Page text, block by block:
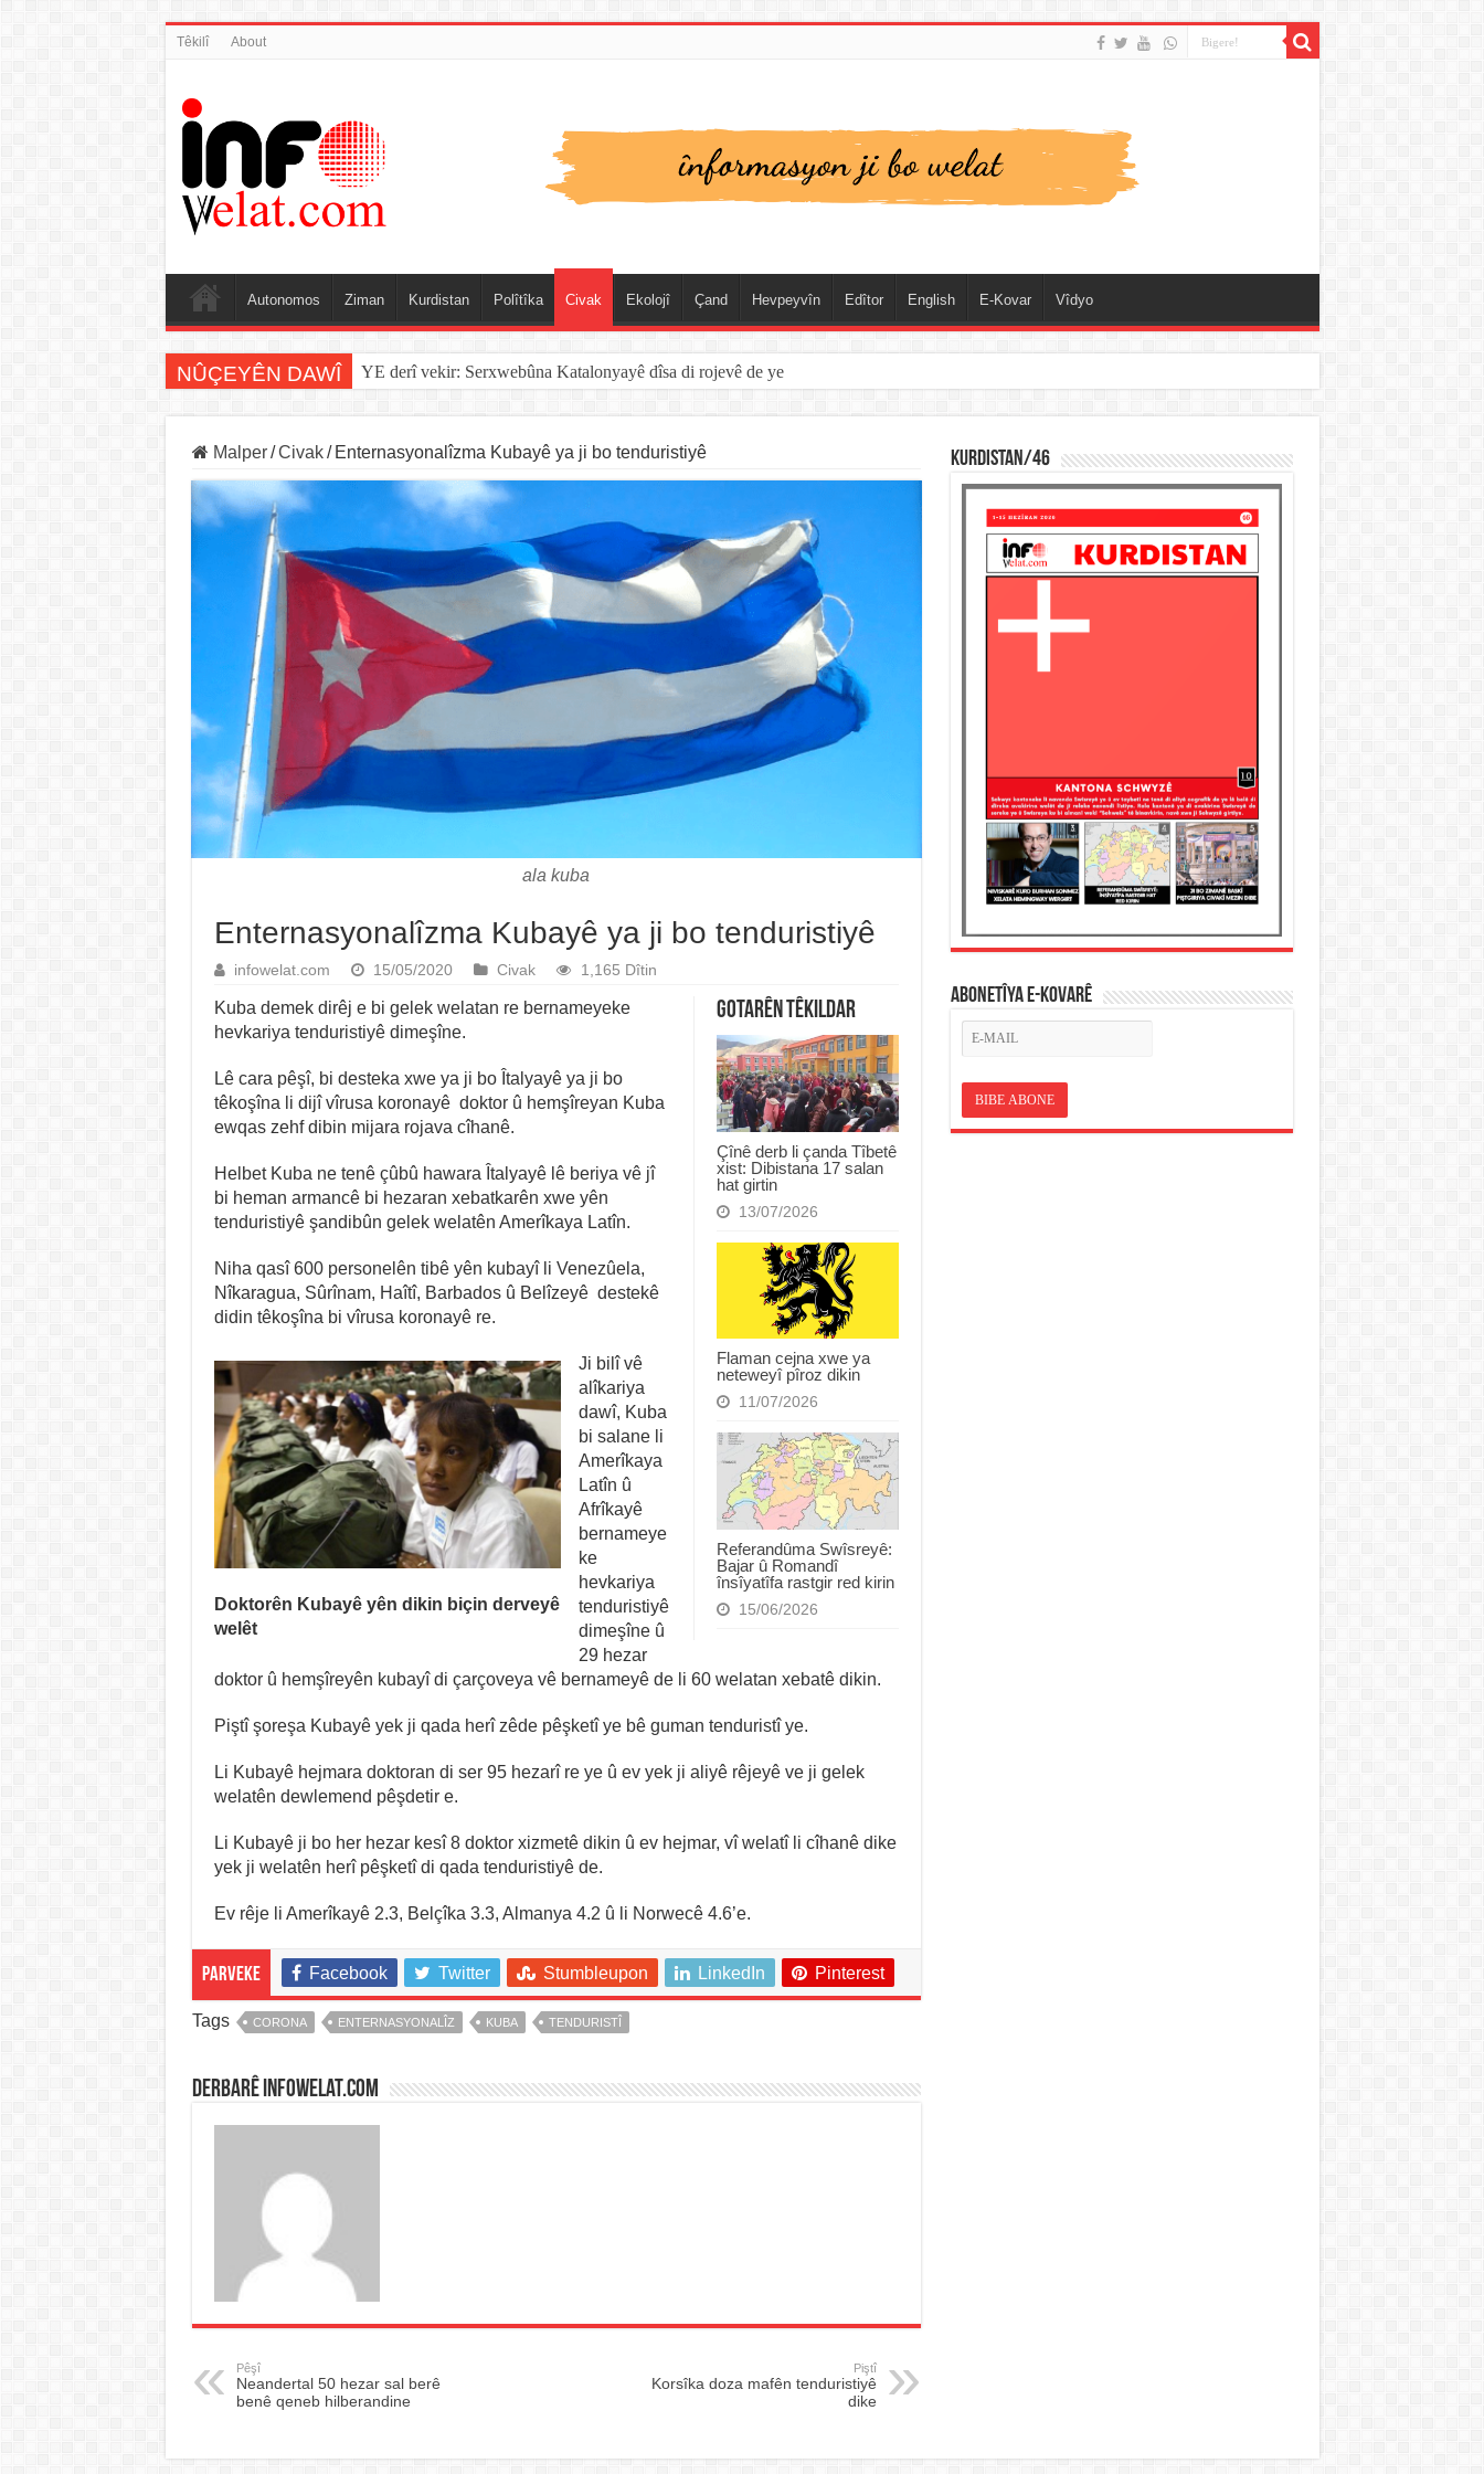
Têkilî About
Autonomos Ziman Kurdistan Polîtîka Civak Ekolojî Çand Hevpeyvîn Edîtor English E-Kovar Vîdyo
NÛÇEYÊN DAWÎ YE derî vekir: Serxwebûna Katalonyayê dîsa di rojevê de ye
Malper / Civak / Enternasyonalîzma Kubayê ya ji bo tenduristiyê
ala kuba
Enternasyonalîzma Kubayê ya ji bo tenduristiyê
infowelat.com 15/05/2020 Civak 1,165 Dîtin
Gotarên Têkildar
Çînê derb li çanda Tîbetê
xist: Dibistana 17 salan
hat girtin
13/07/2026
Flaman cejna xwe ya
neteweyî pîroz dikin
11/07/2026
Referandûma Swîsreyê:
Bajar û Romandî
însîyatîfa rastgir red kirin
15/06/2026
Kuba demek dirêj e bi gelek welatan re bernameyeke
hevkariya tenduristiyê dimeşîne.
Lê cara pêşî, bi desteka xwe ya ji bo Îtalyayê ya ji bo
têkoşîna li dijî vîrusa koronayê doktor û hemşîreyan Kuba
ewqas zehf dibin mijara rojava cîhanê.
Helbet Kuba ne tenê çûbû hawara Îtalyayê lê beriya vê jî
bi heman armancê bi hezaran xebatkarên xwe yên
tenduristiyê şandibûn gelek welatên Amerîkaya Latîn.
Niha qasî 600 personelên tibê yên kubayî li Venezûela,
Nîkaragua, Sûrînam, Haîtî, Barbados û Belîzeyê destekê
didin têkoşîna bi vîrusa koronayê re.
Doktorên Kubayê yên dikin biçin derveyê
welêt
Ji bilî vê
alîkariya
dawî, Kuba
bi salane li
Amerîkaya
Latîn û
Afrîkayê
bernameye
ke
hevkariya
tenduristiyê
dimeşîne û
29 hezar
doktor û hemşîreyên kubayî di çarçoveya vê bernameyê de li 60 welatan xebatê dikin.
Piştî şoreşa Kubayê yek ji qada herî zêde pêşketî ye bê guman tenduristî ye.
Li Kubayê hejmara doktoran di ser 95 hezarî re ye û ev yek ji aliyê rêjeyê ve ji gelek
welatên dewlemend pêşdetir e.
Li Kubayê ji bo her hezar kesî 8 doktor xizmetê dikin û ev hejmar, vî welatî li cîhanê dike
yek ji welatên herî pêşketî di qada tenduristiyê de.
Ev rêje li Amerîkayê 2.3, Belçîka 3.3, Almanya 4.2 û li Norwecê 4.6’e.
Parveke Facebook Twitter Stumbleupon LinkedIn Pinterest
Tags CORONA ENTERNASYONALÎZ KUBA TENDURISTÎ
Derbarê infowelat.com
Pêşî
Neandertal 50 hezar sal berê
benê qeneb hilberandine
Piştî
Korsîka doza mafên tenduristiyê
dike
KURDISTAN/46
ABONETÎYA E-KOVARÊ